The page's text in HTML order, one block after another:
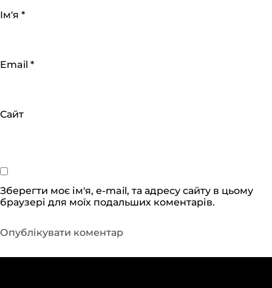
Ім'я *
Email *
Сайт
Зберегти моє ім'я, e-mail, та адресу сайту в цьому
браузері для моїх подальших коментарів.